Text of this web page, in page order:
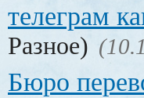
телеграм
Разное)
Бюро